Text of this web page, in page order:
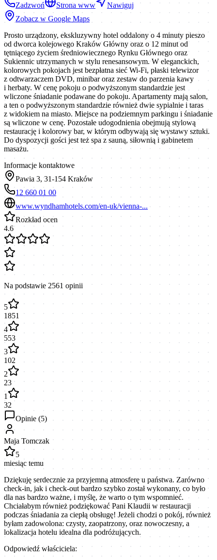
Zadzwoń Strona www
Nawiguj
Zobacz w Google Maps
Prosto urządzony, ekskluzywny hotel oddalony o 4 minuty pieszo
od dworca kolejowego Kraków Główny oraz o 12 minut od
tętniącego życiem średniowiecznego Rynku Głównego oraz
Sukiennic utrzymanych w stylu renesansowym. W eleganckich,
kolorowych pokojach jest bezpłatna sieć Wi-Fi, płaski telewizor
z odtwarzaczem DVD, minibar oraz zestaw do parzenia kawy
i herbaty. W cenę pokoju o podwyższonym standardzie jest
wliczone śniadanie podawane do pokoju. Apartamenty mają salon,
a ten o podwyższonym standardzie również dwie sypialnie i taras
z widokiem na miasto. Miejsce na podziemnym parkingu i śniadanie
są wliczone w cenę. Pozostałe udogodnienia obejmują stylową
restaurację i kolorowy bar, w którym odbywają się wystawy sztuki.
Do dyspozycji gości jest też spa z sauną, siłownią i gabinetem
masażu.
Informacje kontaktowe
Pawia 3, 31-154 Kraków
12 660 01 00
www.wyndhamhotels.com/en-uk/vienna-...
Rozkład ocen
4.6
Na podstawie 2561 opinii
5
1851
4
553
3
102
2
23
1
32
Opinie (5)
Maja Tomczak
5
miesiąc temu
Dziękuję serdecznie za przyjemną atmosferę u państwa. Zarówno
check-in, jak i check-out bardzo szybko został wykonany, co było
dla nas bardzo ważne, i myślę, że warto o tym wspomnieć.
Chciałabym również podziękować Pani Klaudii w restauracji
podczas śniadania za ciepłą obsługę! Jeżeli chodzi o pokój, również
byłam zadowolona: czysty, zaopatrzony, oraz nowoczesny, a
lokalizacja hotelu idealna dla podróżujących.
Odpowiedź właściciela: